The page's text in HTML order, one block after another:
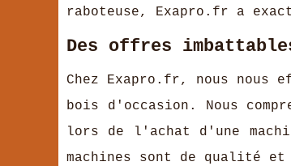
raboteuse, Exapro.fr a
Des offres
Chez Exapro.fr, nous nous
bois d'occasion. Nous
lors de l'achat d'une
machines sont de qualité